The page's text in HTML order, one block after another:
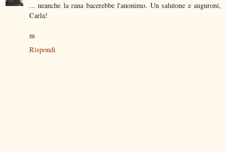
... neanche la rana bacerebbe l'anonimo. Un salutone e auguroni,
Carla!
m
Rispondi